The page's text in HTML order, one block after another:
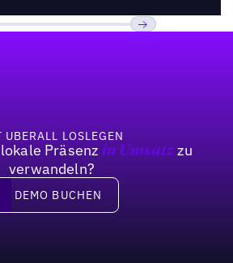
UBERALL LOSLEGEN
Präsenz in Umsatzzu
verwandeln?
BUCHEN
DEMO BUCHEN